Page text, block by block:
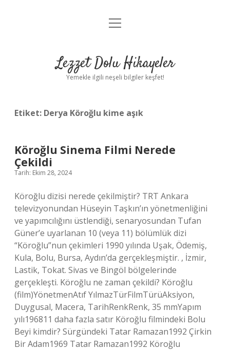
Anasayfa
Yasal Uyarı
menüyü
Lezzet Dolu Hikayeler
Yemekle ilgili neşeli bilgiler keşfet!
Etiket: Derya Köroğlu kime aşık
Köroğlu Sinema Filmi Nerede
Çekildi
Tarih: Ekim 28, 2024
Köroğlu dizisi nerede çekilmiştir? TRT Ankara
televizyonundan Hüseyin Taşkın’ın yönetmenliğini
ve yapımcılığını üstlendiği, senaryosundan Tufan
Güner’e uyarlanan 10 (veya 11) bölümlük dizi
“Köroğlu”nun çekimleri 1990 yılında Uşak, Ödemiş,
Kula, Bolu, Bursa, Aydın’da gerçekleşmiştir. , İzmir,
Lastik, Tokat. Sivas ve Bingöl bölgelerinde
gerçekleşti. Köroğlu ne zaman çekildi? Köroğlu
(film)YönetmenAtıf YılmazTürFilmTürüAksiyon,
Duygusal, Macera, TarihRenkRenk, 35 mmYapım
yılı196811 daha fazla satır Köroğlu filmindeki Bolu
Beyi kimdir? Sürgündeki Tatar Ramazan1992 Çirkin
Bir Adam1969 Tatar Ramazan1992 Köroğlu